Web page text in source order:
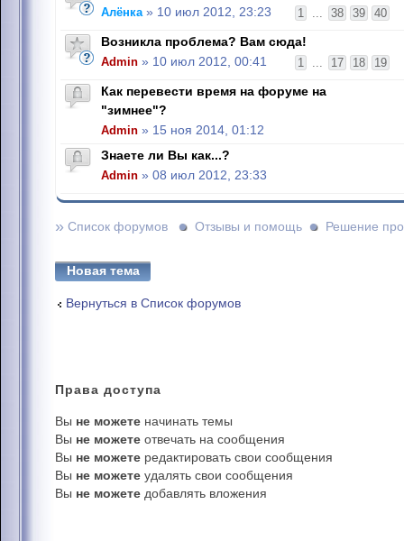
1 ... 38 39 40
Алёнка» 10 июл 2012, 23:23
Возникла проблема? Вам сюда!
1 ... 17 18 19
Admin » 10 июл 2012, 00:41
Как перевести время на форуме на
"зимнее"?
Admin » 15 ноя 2014, 01:12
Знаете ли Вы как...?
Admin » 08 июл 2012, 23:33
» Список форумов Отзывы и помощь Решение
Новая тема
Вернуться в Список форумов
Права доступа
Вы не можете начинать темы
Вы не можете отвечать на сообщения
Вы не можете редактировать свои сообщения
Вы не можете удалять свои сообщения
Вы не можете добавлять вложения